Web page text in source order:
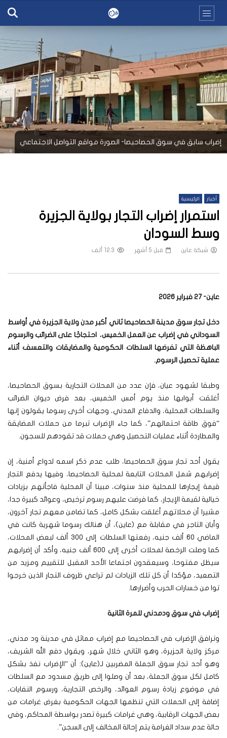
إضراب سابق في سوق الحصاحيصا- الصورة مواقع التواصل الاجتماعي
أخبار الرئيسية
استمرار إضراب التجار بولاية الجزيرة
وسط السودان
شبكة عاين قبل 5 أشهر 12.3 ألف
عاين- 27 فبراير 2026
دخل تجار سوق مدينة الحصاحيصا ثاني أكبر مدن ولاية الجزيرة في أواسط
السوداني في إضراب عن العمل الخميس، احتجاجًا على الضرائب والرسوم
الباهظة التي تفرضها السلطات الحكومية والمضايقات والتعسف أثناء
عملية تحصيل الرسوم.
وطبقا لشهود عيان، فإن عدد من المحلات التجارية بسوق الحصاحيصا،
أغلقت أبوابها منذ يوم أمس الخميس، بعد فرض ديوان الضرائب
والسلطات المحلية، والدفاع المدني، وجهات أخرى رسوما يقولون إنها
“فوق طاقة احتمالهم”، كما جاء الإضراب تبرما من حملات المضايقة
والمطاردة أثناء عمليات التحصيل وهي حملات قد تقودهم للسجون.
يقول أحد تجار سوق الحصاحيصا، طلب عدم ذكر اسمه لدواع أمنية، إن
إضرابهم شمل المحلات التابعة لمحلية الحصاحيصا، وفيها يدفع التجار
قيمة إيجارها للمحلية منذ سنوات، مبينا أن المحلية فاجأتهم بزيادات
خيالية لقيمة الإيجار، كما فرضت عليهم رسوم ترخيص، وعوائد كبيرة جدا،
مشيرا أن محلاتهم أغلقت بشكل كامل، كما تضامن معهم تجار آخرون،
وأبان التاجر في مقابلة مع (عاين)، أن هنالك رسوما شهرية كانت في
الماضي 60 ألف جنيه، رفعتها السلطات إلى 300 ألف لبعض المحلات،
كما وصلت الرخصة لمحلات أخرى إلى 600 ألف جنيه، وأكد أن إضرابهم
سيظل مفتوحا، وسيعقدون اجتماعا الأحد المقبل للتقييم ومزيد من
التصعيد، مؤكدا أن كل تلك الزيادات لم تراعي ظروف التجار الذين خرجوا
توا من خسارات الحرب وأضرارها.
إضراب في سوق ودمدني للمرة الثانية
وترافق الإضراب في الحصاحيصا مع إضراب مماثل في مدينة ود مدني،
مركز ولاية الجزيرة، وهو الثاني خلال شهر، ويقول دفع الله الشريف،
وهو أحد تجار سوق الجملة المضربين لـ(عاين): أن “الإضراب نفذ بشكل
كامل لكل سوق الجملة، بعد أن وصلوا إلى طريق مسدود مع السلطات
في موضوع زيادة رسوم العوائد، والرخص التجارية، ورسوم النفايات،
إضافة إلى الحملات التي تنظمها الجهات الحكومية بغرض غرامات من
بعض الجهات الرقابية، وهي غرامات كبيرة تصدر بواسطة المحاكم، وفي
حالة عدم سداد الغرامة يتم إحالة المخالف إلى السجن”.